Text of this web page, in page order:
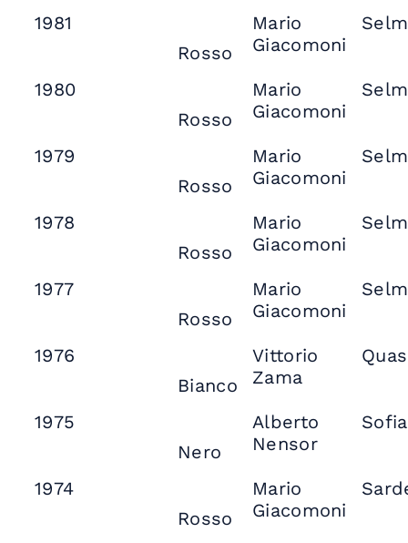
1981
Rosso
Mario
Giacomoni
1980
Rosso
Mario
Giacomoni
1979
Rosso
Mario
Giacomoni
1978
Rosso
Mario
Giacomoni
1977
Rosso
Mario
Giacomoni
1976
Bianco
Vittorio
Zama
1975
Nero
Alberto
Nensor
Sofia
1974
Rosso
Mario
Giacomoni